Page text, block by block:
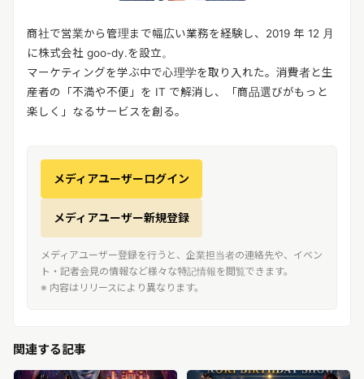
商社で営業から管理まで幅広い業務を経験し、2019 年 12 月
に株式会社 goo-dy.を設立。
マーケティングを学ぶ中で心理学を取り入れた。消費者と生
産者の「不満や不便」を IT で解消し、「商品選びがもっと
楽しく」なるサービスを創る。
メディアユーザーログイン
メディアユーザー新規登録
メディアユーザー登録を行うと、企業担当者の連絡先や、イベン
ト・記者会見の情報など様々な特記情報を閲覧できます。
※ 内容はリリースにより異なります。
関連する記事